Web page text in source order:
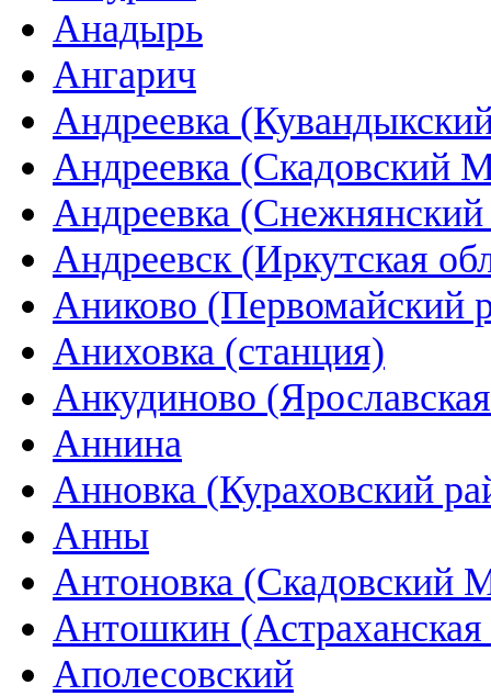
Анадырь
Ангарич
Андреевка
Андреевка (Скадовский
Андреевка (Снежнянский
Андреевск (Иркутская
Аниково (Первомайский
Аниховка (станция)
Анкудиново
Аннина
Анновка (Кураховский
Анны
Антоновка (Скадовский
Антошкин (Астраханская
Аполесовский